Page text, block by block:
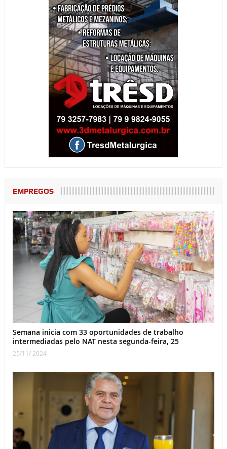
EMPREGOS
Semana inicia com 33 oportunidades de trabalho
intermediadas pelo NAT nesta segunda-feira, 25
25/11/ 2024